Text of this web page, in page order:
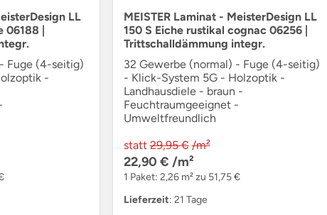
LL
06188 |
Fuge (4-seitig)
-
MEISTER Laminat - MeisterDesign LL
150 S Eiche rustikal cognac 06256 |
Trittschalldämmung integr.
32 Gewerbe (normal) - Fuge (4-seitig)
- Klick-System 5G - Holzoptik -
Landhausdiele - braun -
Feuchtraumgeeignet -
Umweltfreundlich
statt 29,95 € /m²
22,90 € /m²
1 Paket: 2,26 m² zu 51,75 €
Lieferzeit: 21 Tage